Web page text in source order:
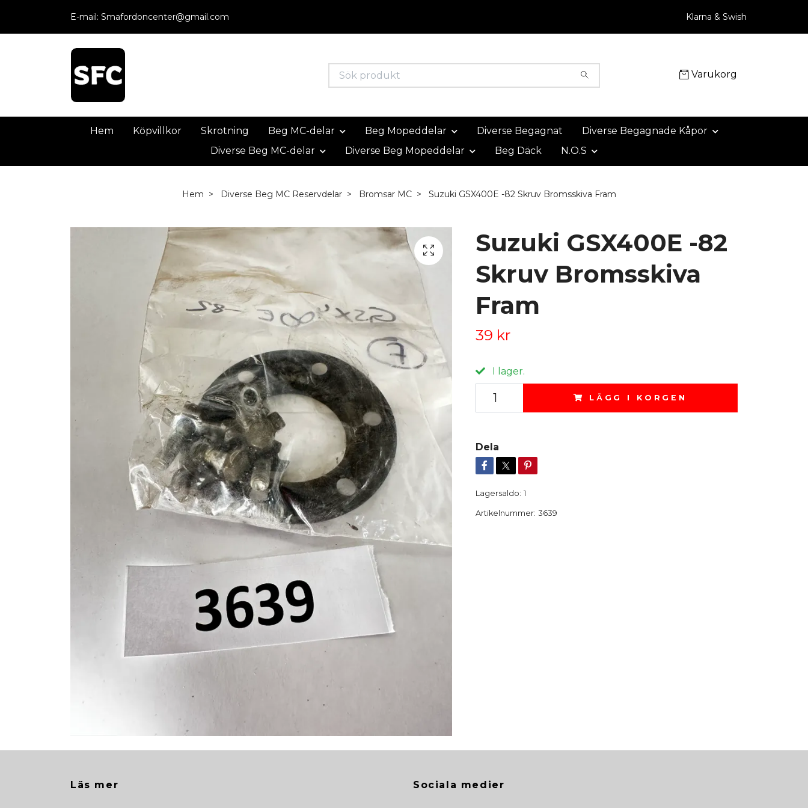
E-mail: Smafordoncenter@gmail.com Klarna & Swish
Varukorg
Hem Köpvillkor Skrotning Beg MC-delar Beg Mopeddelar Diverse Begagnat
Diverse Begagnade Kåpor
Diverse Beg MC-delar
Diverse Beg Mopeddelar Beg Däck N.O.S
Hem Diverse Beg MC Reservdelar Bromsar MC Suzuki GSX400E -82 Skruv Bromsskiva Fram
Suzuki GSX400E -82
Skruv Bromsskiva
Fram
39 kr
I lager.
LÄGG I KORGEN
Dela
Lagersaldo: 1
Artikelnummer: 3639
Läs mer Sociala medier